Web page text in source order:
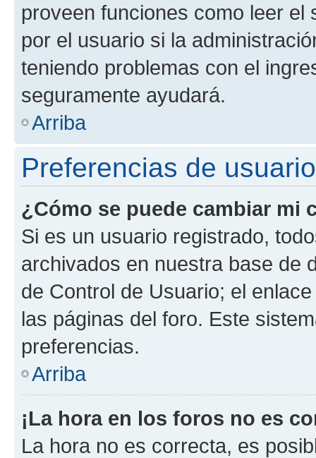
proveen funciones como leer el
por el usuario si la
teniendo problemas con el
seguramente ayudará.
Arriba
Preferencias de
¿Cómo se puede cambiar mi
Si es un usuario registrado,
archivados en nuestra base de
de Control de Usuario; el
las páginas del foro. Este
preferencias.
Arriba
¡La hora en los foros no es
La hora no es correcta, es